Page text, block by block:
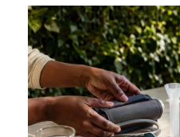
پښتو
سنڌي
සිංහල
অসমীয়া
Galego